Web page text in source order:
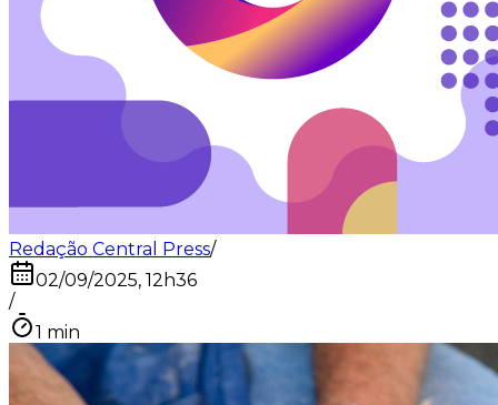
Redação Central Press/
02/09/2025, 12h36
/
1 min